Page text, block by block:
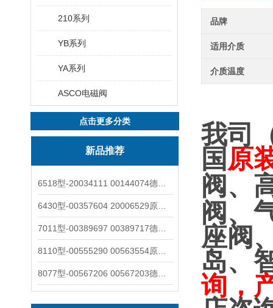
210系列
YB系列
YA系列
ASCO电磁阀
点击更多分类
新品推荐
品牌
适用介质
介质温度
我司
国 原
阀、
阀、
座阀
岛、
询，